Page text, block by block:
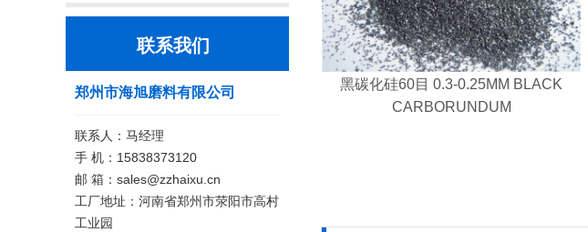
联系我们
郑州市海旭磨料有限公司
联系人：马经理
手 机：15838373120
邮 箱：sales@zzhaixu.cn
工厂地址：河南省郑州市荥阳市高村
工业园
黑碳化硅60目 0.3-0.25MM BLACK
CARBORUNDUM